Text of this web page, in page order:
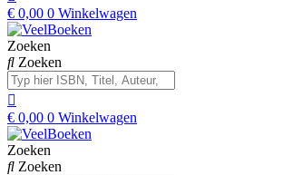
€ 0,00 0 Winkelwagen
Zoeken
Zoeken
€ 0,00 0 Winkelwagen
Zoeken
Zoeken